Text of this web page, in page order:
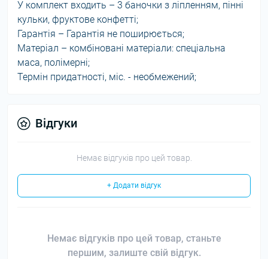
У комплект входить – 3 баночки з ліпленням, пінні
кульки, фруктове конфетті;
Гарантія – Гарантія не поширюється;
Матеріал – комбіновані матеріали: спеціальна
маса, полімерні;
Термін придатності, міс. - необмежений;
Відгуки
Немає відгуків про цей товар.
+ Додати відгук
Немає відгуків про цей товар, станьте
першим, залиште свій відгук.